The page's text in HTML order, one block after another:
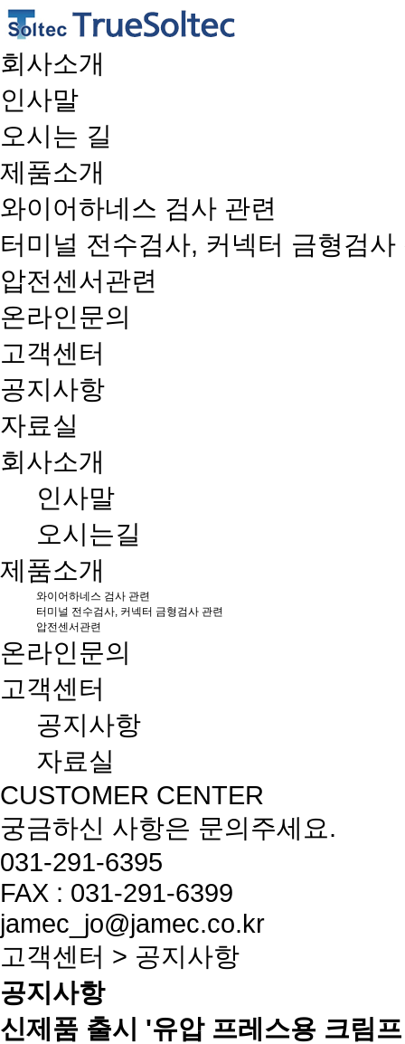
회사소개
인사말
오시는 길
제품소개
와이어하네스 검사 관련
터미널 전수검사, 커넥터 금형검사
압전센서관련
온라인문의
고객센터
공지사항
자료실
회사소개
인사말
오시는길
제품소개
와이어하네스 검사 관련
터미널 전수검사, 커넥터 금형검사 관련
압전센서관련
온라인문의
고객센터
공지사항
자료실
CUSTOMER CENTER
궁금하신 사항은 문의주세요.
031-291-6395
FAX : 031-291-6399
jamec_jo@jamec.co.kr
고객센터 > 공지사항
공지사항
신제품 출시 '유압 프레스용 크림